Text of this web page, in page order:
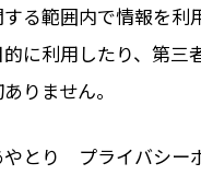
る範囲内で情報を利
に利用したり、第三
りません。
やとり プライバシー